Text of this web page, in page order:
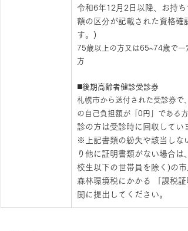
令和6年12月2日以降、お持ち
額の区分が記載された資格確
す。)
75歳以上の方又は65~74歳で一
方
◼️後期高齢者健診受診券
札幌市から送付された受診券で
の自己負担額が「0円」である方
診の方は受診時に回収してい
※上記書類の紛失や該当しな
り他に証明書類がない場合は
校生以下の世帯員を除く)の市
森林環境税にかかる 「課税証
関に提出してください。